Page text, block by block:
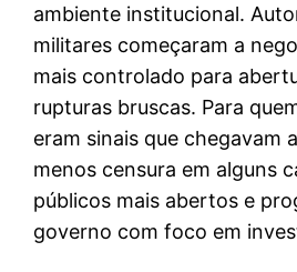
ambiente institucional.
militares começaram a
mais controlado para
rupturas bruscas. Para
eram sinais que chegavam
menos censura em alguns
públicos mais abertos e
governo com foco em